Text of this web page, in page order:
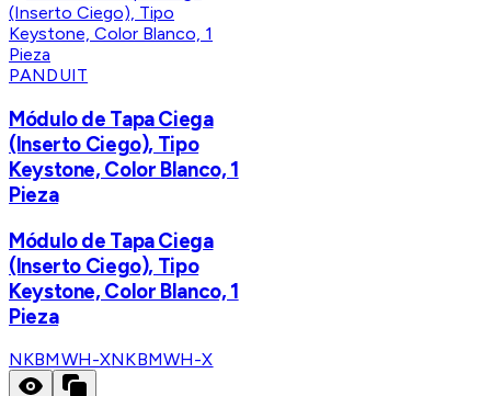
PANDUIT
Módulo de Tapa Ciega
(Inserto Ciego), Tipo
Keystone, Color Blanco, 1
Pieza
Módulo de Tapa Ciega
(Inserto Ciego), Tipo
Keystone, Color Blanco, 1
Pieza
NKBMWH-XNKBMWH-X